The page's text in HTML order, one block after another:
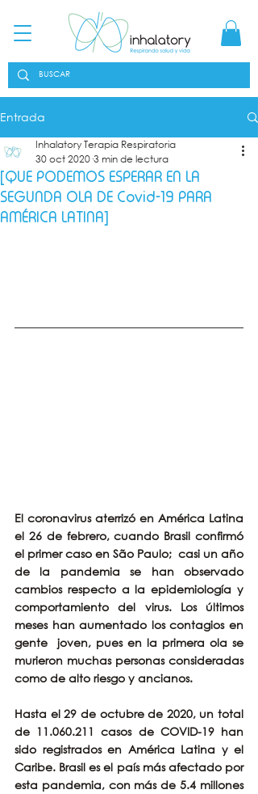
Entrada
[QUE PODEMOS ESPERAR EN LA
SEGUNDA OLA DE Covid-19 PARA
AMÉRICA LATINA]
Inhalatory Terapia Respiratoria
30 oct 2020 3 min de lectura
El coronavirus aterrizó en América Latina
el 26 de febrero, cuando Brasil confirmó
el primer caso en São Paulo;  casi un año
de la pandemia se han observado
cambios respecto a la epidemiología y
comportamiento del virus. Los últimos
meses han aumentado los contagios en
gente  joven, pues en la primera ola se
murieron muchas personas consideradas
como de alto riesgo y ancianos.
Hasta el 29 de octubre de 2020, un total
de 11.060.211 casos de COVID-19 han
sido registrados en América Latina y el
Caribe. Brasil es el país más afectado por
esta pandemia, con más de 5.4 millones